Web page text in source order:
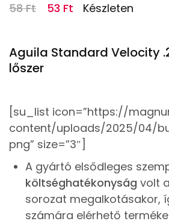
58Ft 53 Ft Készleten
Aguila Standard Velocity
lőszer
[su_list icon=”https://
content/uploads/2025/04/
png” size=”3″]
A gyártó elsődleges
költséghatékonyság volt
sorozat megalkotásakor,
számára elérhető